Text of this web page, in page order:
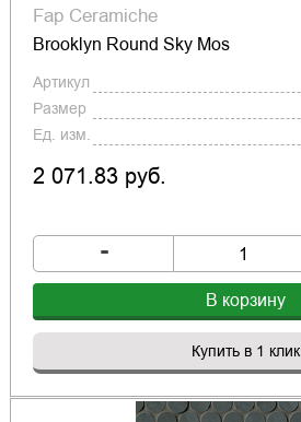
Fap Ceramiche
Brooklyn Round Sky Mos
Артикул
Размер
Ед. изм.
2 071.83 руб.
-
В корзину
Купить в 1 клик